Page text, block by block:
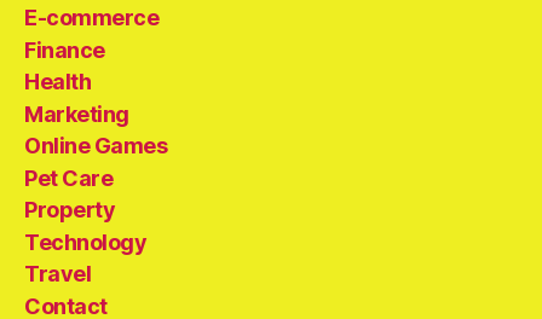
E-commerce
Finance
Health
Marketing
Online Games
Pet Care
Property
Technology
Travel
Contact